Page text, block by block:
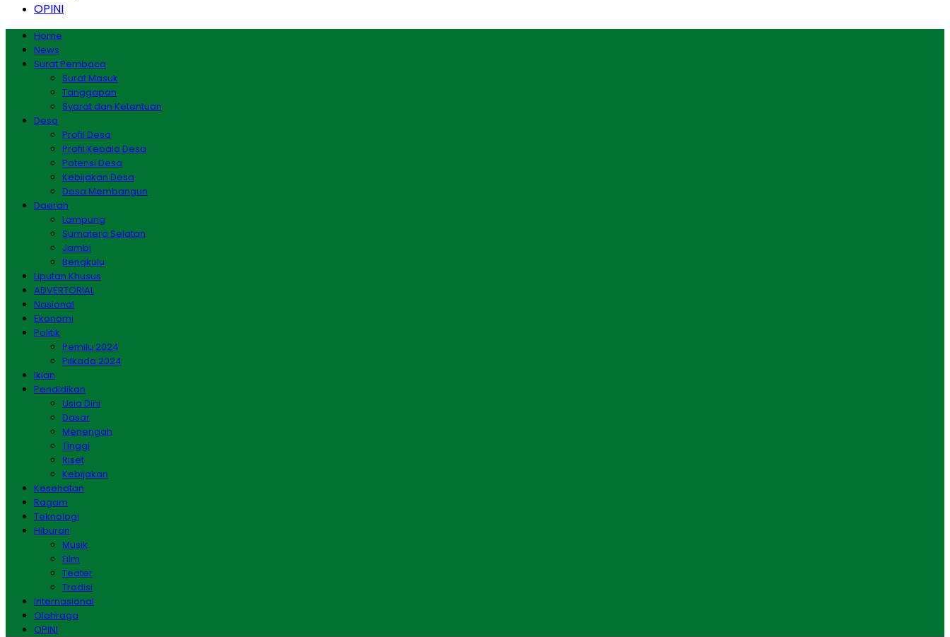
OPINI
Home
News
Surat Pembaca
Surat Masuk
Tanggapan
Syarat dan Ketentuan
Desa
Profil Desa
Profil Kepala Desa
Potensi Desa
Kebijakan Desa
Desa Membangun
Daerah
Lampung
Sumatera Selatan
Jambi
Bengkulu
Liputan Khusus
ADVERTORIAL
Nasional
Ekonomi
Politik
Pemilu 2024
Pilkada 2024
Iklan
Pendidikan
Usia Dini
Dasar
Menengah
Tinggi
Riset
Kebijakan
Kesehatan
Ragam
Teknologi
Hiburan
Musik
Film
Teater
Tradisi
Internasional
Olahraga
OPINI